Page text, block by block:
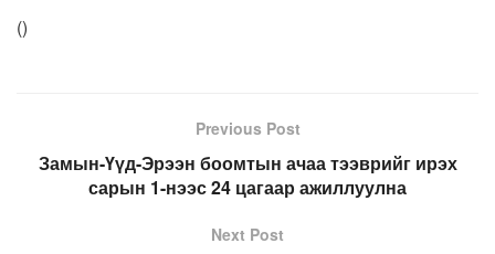
()
Previous Post
Замын-Үүд-Эрээн боомтын ачаа тээврийг ирэх
сарын 1-нээс 24 цагаар ажиллуулна
Next Post